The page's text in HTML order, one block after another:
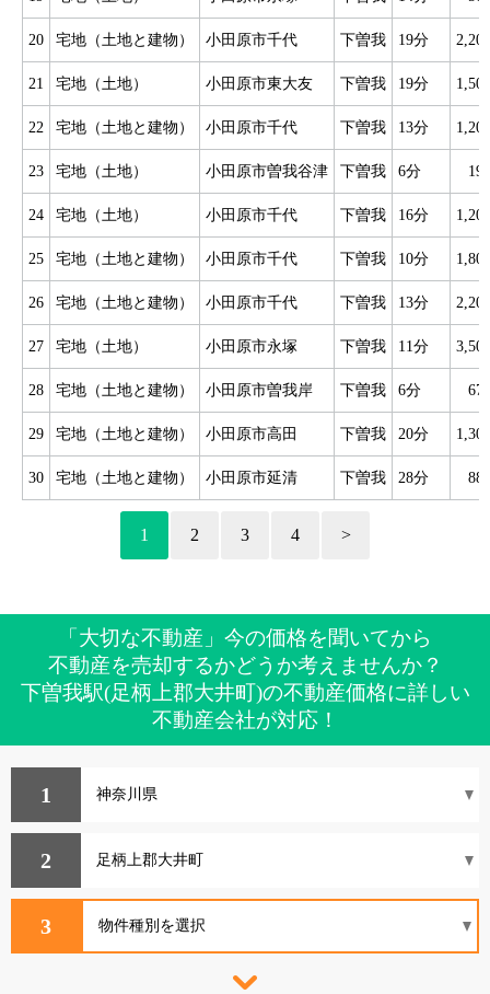
20 宅地（土地と建物） 小田原市千代 下曽我 19分
21 宅地（土地） 小田原市東大友 下曽我 19分
22 宅地（土地と建物） 小田原市千代 下曽我 13分
23 宅地（土地） 小田原市曽我谷津 下曽我 6分
24 宅地（土地） 小田原市千代 下曽我 16分
25 宅地（土地と建物） 小田原市千代 下曽我 10分
26 宅地（土地と建物） 小田原市千代 下曽我 13分
27 宅地（土地） 小田原市永塚 下曽我 11分
28 宅地（土地と建物） 小田原市曽我岸 下曽我 6分
29 宅地（土地と建物） 小田原市高田 下曽我 20分
30 宅地（土地と建物） 小田原市延清 下曽我 28分
1 2 3 4 >
「大切な不動産」今の価格を聞いてから
不動産を売却するかどうか考えませんか？
下曽我駅(足柄上郡大井町)の不動産価格に詳しい
不動産会社が対応！
1
2
3